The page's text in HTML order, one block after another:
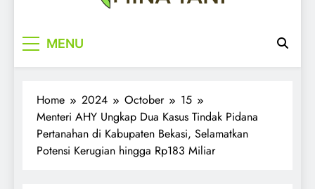
MENU
Home 2024 October
15
Menteri AHY Ungkap Dua Kasus Tindak Pidana
Pertanahan di Kabupaten Bekasi, Selamatkan
Potensi Kerugian hingga Rp183 Miliar